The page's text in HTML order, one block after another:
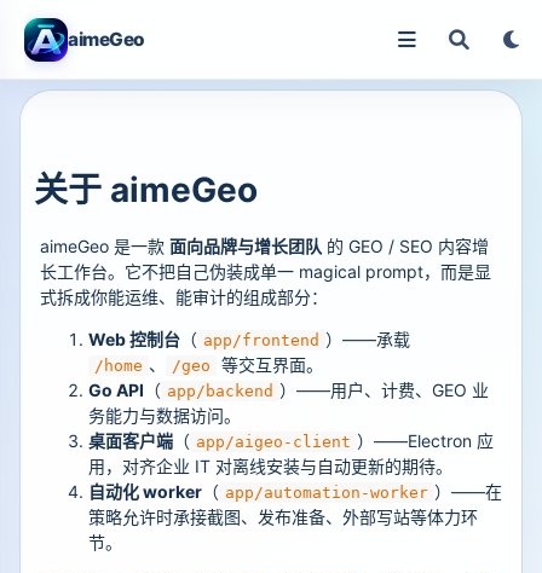
aimeGeo
关于 aimeGeo
aimeGeo 是一款 面向品牌与增长团队 的 GEO / SEO 内容增
长工作台。它不把自己伪装成单一 magical prompt，而是显
式拆成你能运维、能审计的组成部分：
Web 控制台 （ app/frontend ）——承载
/home 、 /geo
等交互界面。
Go API （ app/backend ）——用户、计费、GEO 业
务能力与数据访问。
桌面客户端 （ app/aigeo-client ）——Electron 应
用，对齐企业 IT 对离线安装与自动更新的期待。
自动化 worker （ app/automation-worker ）——在
策略允许时承接截图、发布准备、外部写站等体力环
节。